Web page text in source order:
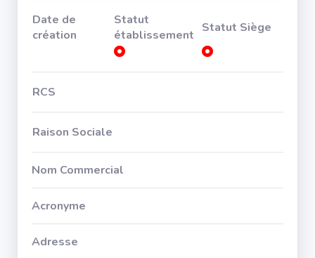
Date de
création
Statut
établissement Statut Siège
RCS
Raison Sociale
Nom Commercial
Acronyme
Adresse